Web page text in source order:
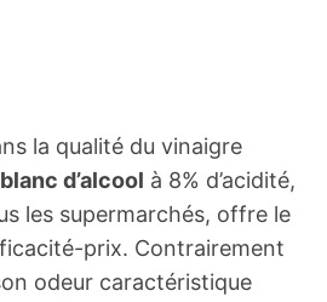
la qualité du vinaigre
d’alcool à 8% d’acidité,
les supermarchés, offre le
prix. Contrairement
odeur caractéristique